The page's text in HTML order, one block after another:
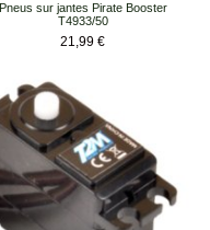
Pneus sur jantes Pirate Booster
T4933/50
Prix
21,99 €